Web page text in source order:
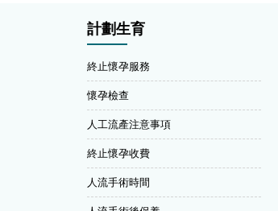
計劃生育
終止懷孕服務
懷孕檢查
人工流產注意事項
終止懷孕收費
人流手術時間